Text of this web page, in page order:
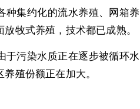
种集约化的流水养殖、网箱
牧式养殖，技术都已成熟。
于污染水质正在逐步被循环
殖份额正在加大。